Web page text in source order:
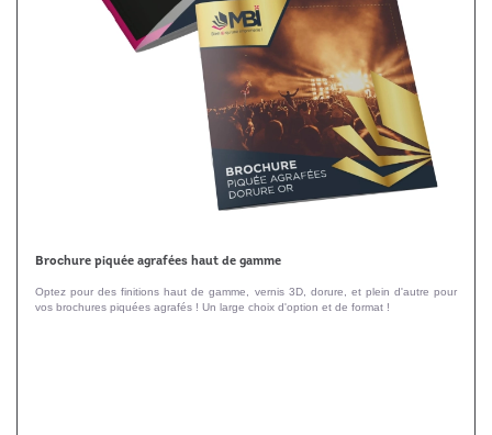
Brochure piquée agrafées haut de gamme
Optez pour des finitions haut de gamme, vernis 3D, dorure, et plein d'autre pour
vos brochures piquées agrafés ! Un large choix d'option et de format !